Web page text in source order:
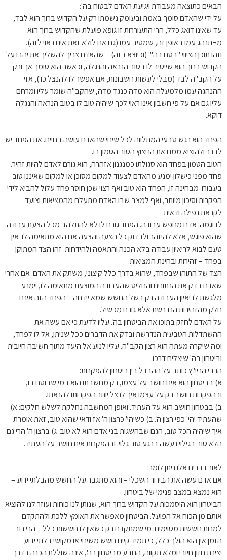
הבאים כתוצאה מעבודת ויגיעת האדם לבטוח בה':
על ידי שהאדם סומך באמת ובעומק נשמתו רק על הקדוש ברוך הוא לבד,
עד שאינו דואג כלל, הרי התעוררות זו גופא פועלת שהקדוש ברוך הוא
מ¬תנהג עמו באופן זה, שמטיב עמו (גם אם לולא זאת אינו ראוי לזה).
וזהו תוכן הציווי "בטח בה'" (וכיוצא בזה) – שהאדם צריך להשליך את יהבו על
הקדוש ברוך הוא שייטיב לו בטוב הנראה והנגלה, וכאשר הוא סומך אך ורק
על הקב"ה לבד (מבלי לעשות חשבונות, אם אפשר לו להנצל כו'), אזי
ההנהגה עמו מלמעלה הוא מדה כנגד מדה, שהקב"ה שומר עליו ומרחם
עליו גם אם על פי חשבון אינו ראוי לכך שיהיה טוב לו בטוב הנראה והנגלה
דוקא.
הפחד הוא רגש טבעי המתלווה לכל שינוי שהאדם עושה בחיים. את הפחד יש
לברר ולהוציא ממנו את הניצוץ הטוב הטמון בו.
הטוב הטמון בפחד הוא סגולתו כמנגנון אזהרה, הוא גורם לאדם להיות זהיר.
פחד מפני כישלון ימנע מהאדם לצעוד למקום מסוכן או למקום שאיננו טוב
בעבורו. מבחינה זו, הפחד הוא טוב ואף רצוי שכן חוסר פחד עלול להביא לידי
הפקרות וסיכון מיותר, ואף למצב שבו האדם מתעלם מהמציאות וצועד
לקראת נפילה ודאית.
לדוגמה: אדם מחפש עבודה. הפחד גורם לו לא להתלהב מכל הצעת עבודה
שהוא פוגש, אלא להיזהר ולבדוק כל הצעה והצעה אם היא מתאימה לו. אין
טעם לבוא לריאיון עבודה בלא הכנה והתאמה ולהידחות. זהו הצד המתוקן
בפחד – זהירות ובחינת המציאות.
הצד של התוהו שבפחד, שהוא בדרך כלל קיצוני, משתק את האדם. אם אחרי
שאדם בדק את הנתונים והחליט שהעבודה המוצעת מתאימה לו, יימנע
מלגשת לריאיון העבודה רק בשל החשש שמא יידחה – הפחד הזה איננו
חלק מהזהירות הנדרשת אלא גורם מכשיל.
על האדם לחזק בתוכו את הביטחון בה'. עליו לדעת כי אם עשה את
ההשתדלות הטבעית הנדרשת ובדק את הדברים ככל שניתן, אל לו לפחד,
ומה שיקרה מעתה הוא רצון הקב"ה. עליו לנוע אל היעד מתוך חשיבה חיובית
וביטחון בה' שיצליח דרכו.
הרבי הריי"ץ כותב על ההבדל בין ביטחון להפקרות:
א) בביטחון הוא אינו חושב על עצמו, רק מחשבתו הוא במי שבוטח בו,
ובהפקרות חושב רק על עצמו איך לנצל יותר הפקרותו להנאתו.
ב) בבטחון חושב הוא על העתיד. ואופן המחשבה נחלקת לשלש חלקים: א)
שהעתיד יהי' כפי רצון ה'. ב) כשיהי' כרצון ה' אז ודאי שהוא טוב, זאת אומרת
איך שיהיה הכל טוב, הגם שבהשגות בני אדם הוא לא טוב. ג) ברצון ה' הרי גם
הלא טוב בגילוי נעשה ברגע טוב גלוי. ובהפקרות אינו חושב על העתיד.
לאור דברים אלו ניתן לומר:
אם אדם עשה את הבירור השכלי – והוא מתגבר על החשש מהבלתי ידוע –
הוא נמצא במצב פנימי של ביטחון.
הביטחון הוא היסמכות על הקדוש ברוך הוא, שנותן לנו כוחות ועוזר לנו להוציא
אותם מן הכוח אל הפועל. הביטחון מאפשר את האומץ ללכת ולהתקדם
למרות חששות מסוימים. מי שמתקדם רק כשאין לו חששות כלל – הרי רוב
הזמן אין הוא הולך כלל, כי תמיד קיים חשש משינוי או מקושי בלתי ידוע.
יצירת חזון חיובי ומלא תקווה, הנובע מביטחון בה', אינה שוללת הכנה בדרך